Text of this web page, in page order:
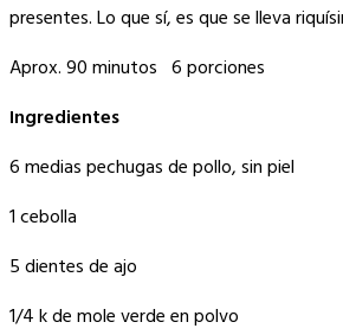
presentes. Lo que sí, es que se lleva
Aprox. 90 minutos 6 porciones
Ingredientes
6 medias pechugas de pollo, sin piel
1 cebolla
5 dientes de ajo
1/4 k de mole verde en polvo